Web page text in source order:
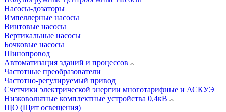
Насосы-дозаторы
Импеллерные насосы
Винтовые насосы
Вертикальные насосы
Бочковые насосы
Шинопровод
Автоматизация зданий и процессов
Частотные преобразователи
Частотно-регулируемый привод
Счетчики электрической энергии многотарифные и АСКУЭ
Низковольтные комплектные устройства 0,4кВ
ЩО (Щит освещения)